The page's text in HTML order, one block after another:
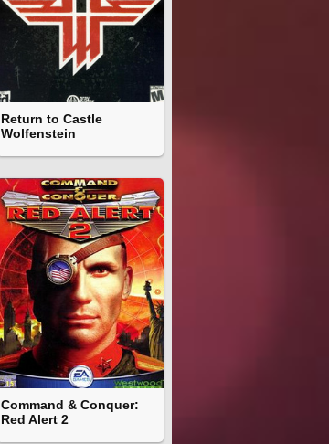
Return to Castle
Wolfenstein
Command & Conquer:
Red Alert 2